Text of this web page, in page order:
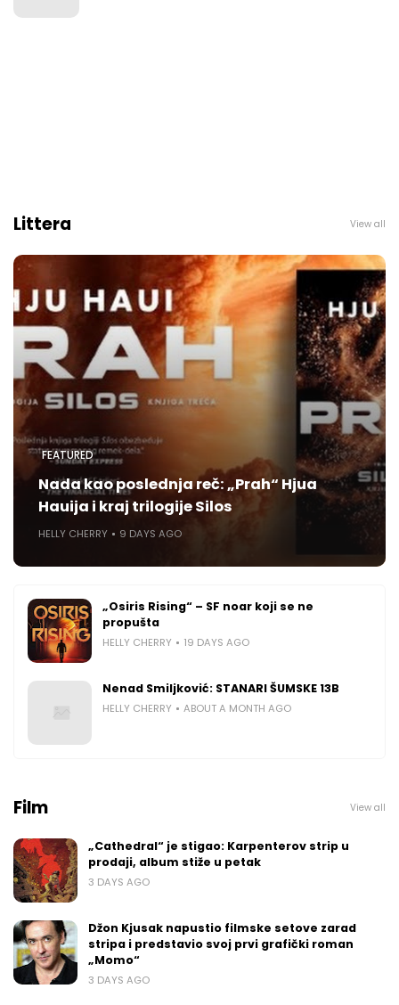
Littera View all
FEATURED
Nada kao poslednja reč: „Prah“ Hjua
Hauija i kraj trilogije Silos
HELLY CHERRY 9 DAYS AGO
„Osiris Rising“ – SF noar koji se ne
propušta
HELLY CHERRY 19 DAYS AGO
Nenad Smiljković: STANARI ŠUMSKE 13B
HELLY CHERRY ABOUT A MONTH AGO
Film View all
„Cathedral“ je stigao: Karpenterov strip u
prodaji, album stiže u petak
3 DAYS AGO
Džon Kjusak napustio filmske setove zarad
stripa i predstavio svoj prvi grafički roman
„Momo“
3 DAYS AGO